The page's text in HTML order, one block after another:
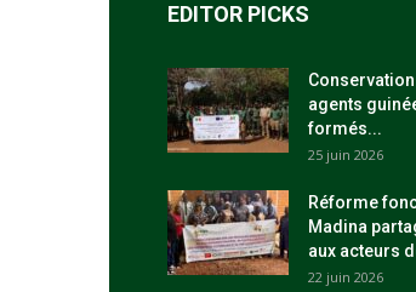
EDITOR PICKS
agents
formés...
25 juin 2026
Réforme
Madina
aux acteurs
22 juin 2026